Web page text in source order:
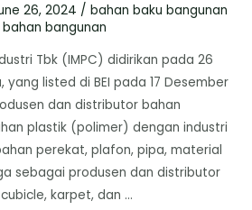
26, 2024 / bahan baku bangunan
bangunan
Tbk (IMPC) didirikan pada 26
yang listed di BEI pada 17 Desember
dan distributor bahan
plastik (polimer) dengan industri
perekat, plafon, pipa, material
sebagai produsen dan distributor
karpet, dan …